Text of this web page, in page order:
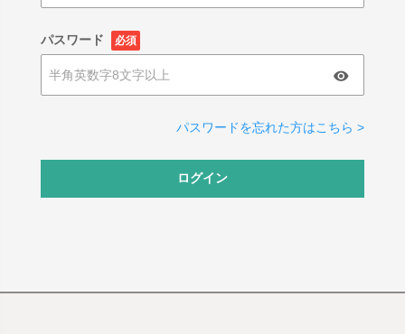
パスワード 必須
パスワードを忘れた方はこちら >
ログイン